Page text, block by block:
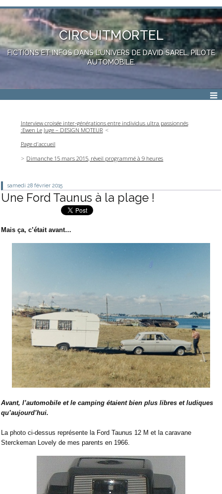
CIRCUITMORTEL
FICTIONS ET INFOS DANS L'UNIVERS DE DAVID SAREL, PILOTE
AUTOMOBILE.
Interview croisée inter-générations entre individus ultra passionnés
:Ewen Le Juge – DESIGN MOTEUR
Page d'accueil
Dimanche 15 mars 2015, réveil programmé à 9 heures
samedi 28 février 2015
Une Ford Taunus à la plage !
Mais ça, c’était avant…
Avant, l’automobile et le camping étaient bien plus libres et ludiques
qu’aujourd’hui.
La photo ci-dessus représente la Ford Taunus 12 M et la caravane
Sterckeman Lovely de mes parents en 1966.